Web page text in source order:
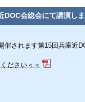
DOC会総会にて講演し
催されます第15回兵庫近
ださい＜＜